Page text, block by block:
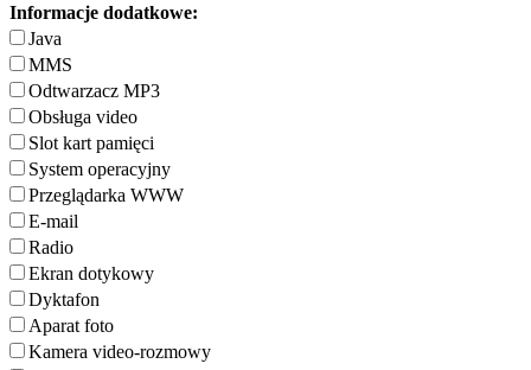
Informacje dodatkowe:
Java
MMS
Odtwarzacz MP3
Obsługa video
Slot kart pamięci
System operacyjny
Przeglądarka WWW
E-mail
Radio
Ekran dotykowy
Dyktafon
Aparat foto
Kamera video-rozmowy